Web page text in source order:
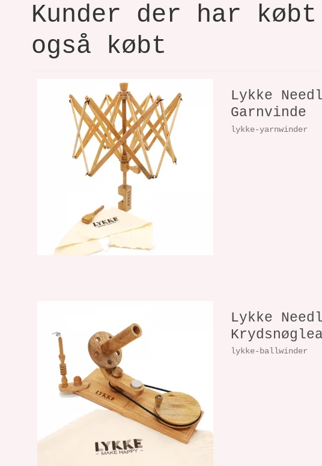
Kunder der har
også købt
Lykke
Garnvinde
lykke-yarnwinder
Lykke
lykke-ballwinder